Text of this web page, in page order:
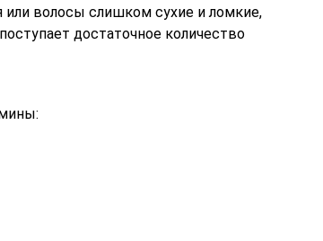
или волосы слишком сухие и ломкие,
достаточное количество